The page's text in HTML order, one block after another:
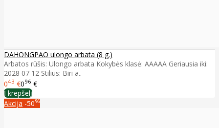
DAHONGPAO ulongo arbata (8 g.)
Arbatos rūšis: Ulongo arbata Kokybės klasė: AAAAA Geriausia iki:
2028 07 12 Stilius: Biri a..
043 €096 €
Į krepšelį
Akcija -50%